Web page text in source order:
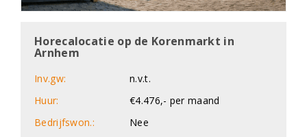
Horecalocatie op de Korenmarkt in
Arnhem
Inv.gw:
n.v.t.
Huur:
€4.476,- per maand
Bedrijfswon.:
Nee